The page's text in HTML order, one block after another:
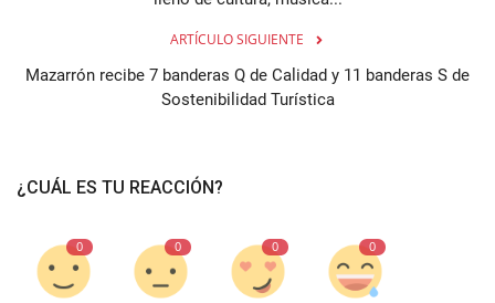
ARTÍCULO SIGUIENTE
Mazarrón recibe 7 banderas Q de Calidad y 11 banderas S de
Sostenibilidad Turística
¿CUÁL ES TU REACCIÓN?
0 0 0 0